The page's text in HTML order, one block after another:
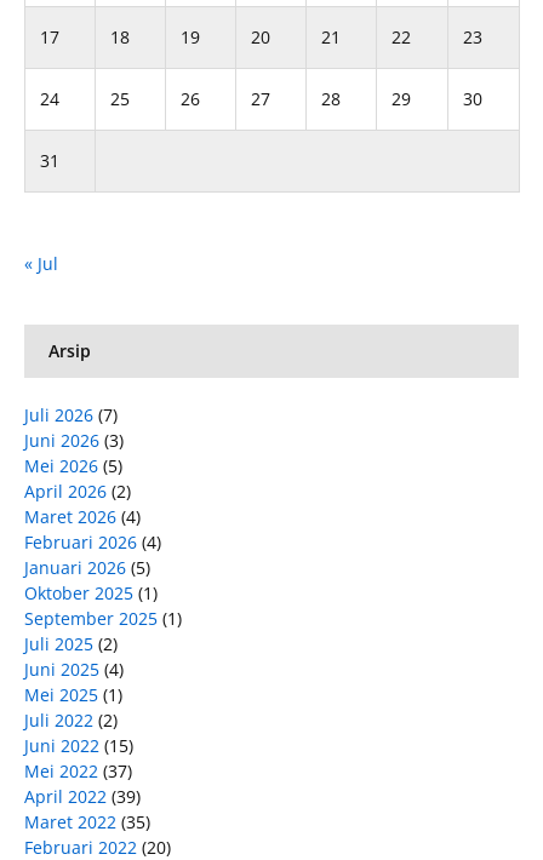
17 18 19 20 21 22 23
24 25 26 27 28 29 30
31
« Jul
Arsip
Juli 2026 (7)
Juni 2026 (3)
Mei 2026 (5)
April 2026 (2)
Maret 2026 (4)
Februari 2026 (4)
Januari 2026 (5)
Oktober 2025 (1)
September 2025 (1)
Juli 2025 (2)
Juni 2025 (4)
Mei 2025 (1)
Juli 2022 (2)
Juni 2022 (15)
Mei 2022 (37)
April 2022 (39)
Maret 2022 (35)
Februari 2022 (20)